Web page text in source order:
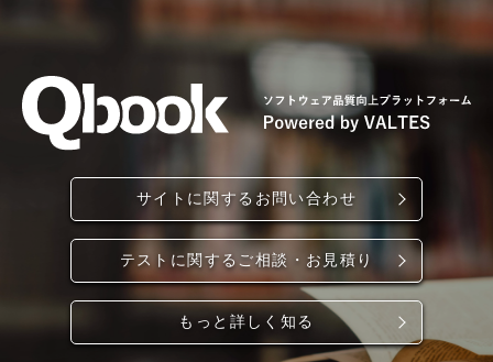
サイトに関するお問い合わせ
テストに関するご相談・お見積り
もっと詳しく知る